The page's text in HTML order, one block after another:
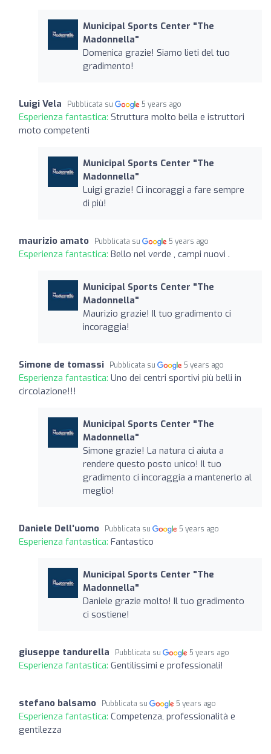
Municipal Sports Center "The
Madonnella"
Domenica grazie! Siamo lieti del tuo
gradimento!
Luigi Vela Pubblicata su 5 years ago
Esperienza fantastica: Struttura molto bella e istruttori
moto competenti
Municipal Sports Center "The
Madonnella"
Luigi grazie! Ci incoraggi a fare sempre
di più!
maurizio amato Pubblicata su 5 years ago
Esperienza fantastica: Bello nel verde , campi nuovi .
Municipal Sports Center "The
Madonnella"
Maurizio grazie! Il tuo gradimento ci
incoraggia!
Simone de tomassi Pubblicata su 5 years ago
Esperienza fantastica: Uno dei centri sportivi più belli in
circolazione!!!
Municipal Sports Center "The
Madonnella"
Simone grazie! La natura ci aiuta a
rendere questo posto unico! Il tuo
gradimento ci incoraggia a mantenerlo al
meglio!
Daniele Dell'uomo Pubblicata su 5 years ago
Esperienza fantastica: Fantastico
Municipal Sports Center "The
Madonnella"
Daniele grazie molto! Il tuo gradimento
ci sostiene!
giuseppe tandurella Pubblicata su 5 years ago
Esperienza fantastica: Gentilissimi e professionali!
stefano balsamo Pubblicata su 5 years ago
Esperienza fantastica: Competenza, professionalità e
gentilezza